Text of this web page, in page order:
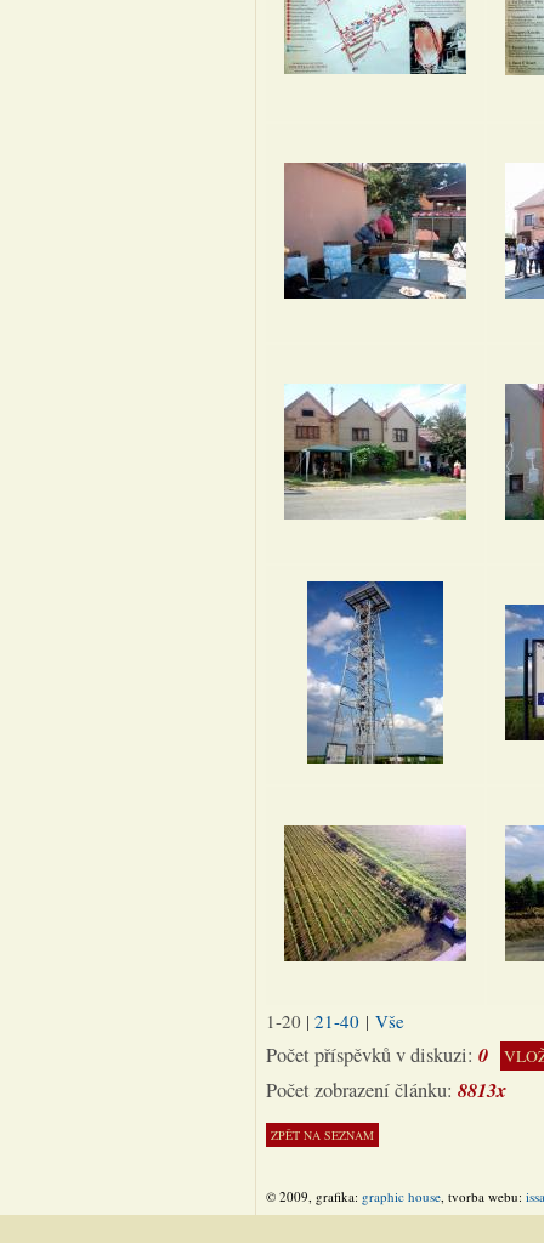
1-20 | 21-40 | Vše
Počet příspěvků v diskuzi: 0
Počet zobrazení článku: 8813x
© 2009, grafika: graphic house, tvorba webu: